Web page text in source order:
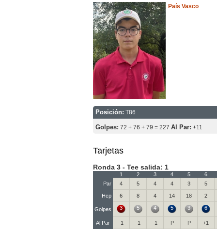
País Vasco
Posición: T86
Golpes: 72 + 76 + 79 = 227 Al Par: +11
Tarjetas
Ronda 3 - Tee salida: 1
1 2 3 4 5
6
Par
4 5 4 4 3 5
Hcp 6 8 4 14 18 2
Golpes 3 5 4 5 3 6
Al Par -1 -1 -1 P P +1